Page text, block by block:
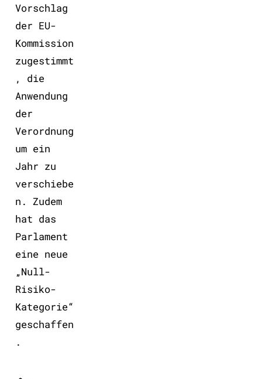
Vorschlag
der EU-
Kommission
zugestimmt
, die
Anwendung
der
Verordnung
um ein
Jahr zu
verschiebe
n. Zudem
hat das
Parlament
eine neue
„Null-
Risiko-
Kategorie“
geschaffen
.